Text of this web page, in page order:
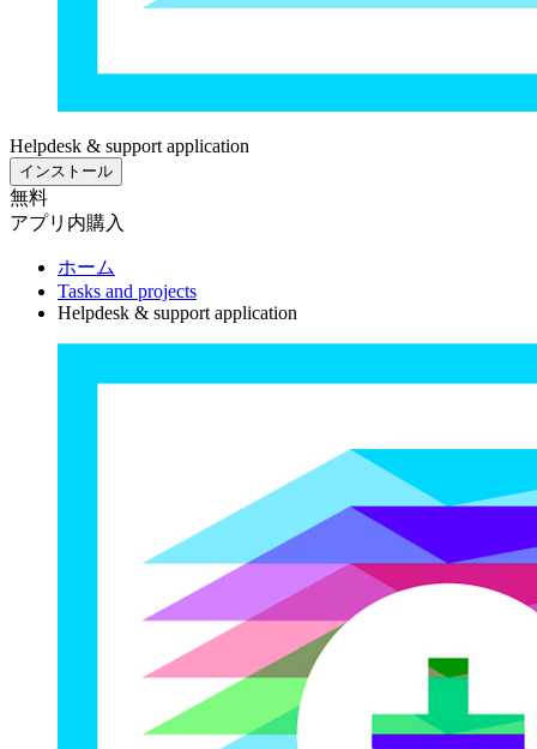
Helpdesk & support application
インストール
無料
アプリ内購入
ホーム
Tasks and projects
Helpdesk & support application